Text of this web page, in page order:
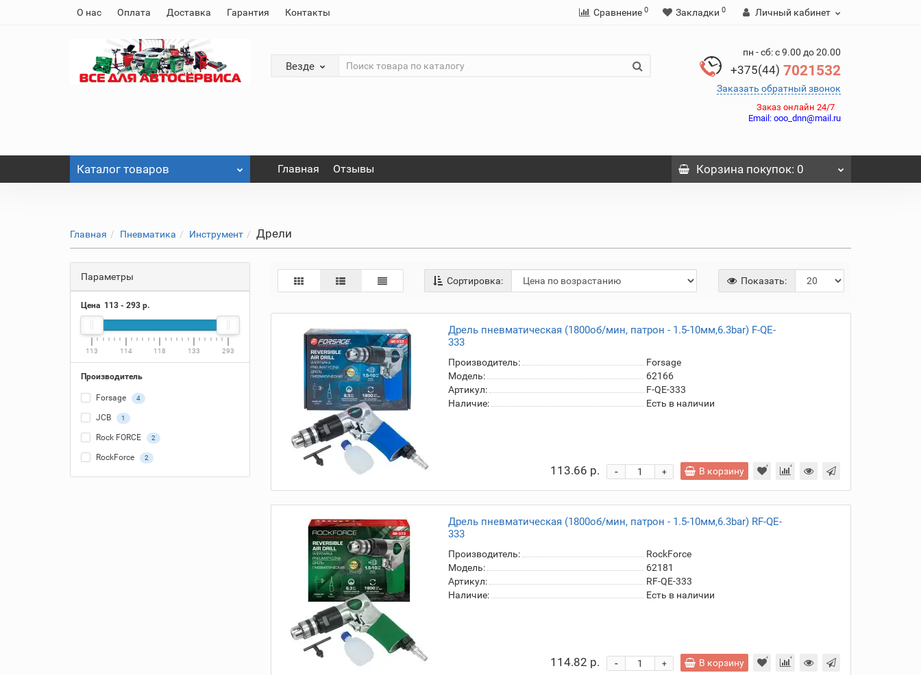
О нас Оплата Доставка Гарантия Контакты Сравнение 0 Закладки 0 Личный кабинет
Везде
пн - сб: с 9.00 до 20.00
+375(44) 7021532
Заказать обратный звонок
Заказ онлайн 24/7
Email: ooo_dnn@mail.ru
Каталог товаров Главная Отзывы Корзинапокупок: 0
Главная Пневматика Инструмент Дрели
Параметры
Цена 113 - 293 р.
113 114 118 133 293
Производитель
Forsage 4
JCB 1
Rock FORCE 2
RockForce 2
Сортировка: Показать:
Дрель пневматическая (1800об/мин, патрон - 1.5-10мм,6.3bar) F-QE-
333
Производитель:
Forsage
Модель:
62166
Артикул:
F-QE-333
Наличие:
Есть в наличии
113.66 р. +
- В корзину
Дрель пневматическая (1800об/мин, патрон - 1.5-10мм,6.3bar) RF-QE-
333
Производитель:
RockForce
Модель:
62181
Артикул:
RF-QE-333
Наличие:
Есть в наличии
114.82 р. +
- В корзину